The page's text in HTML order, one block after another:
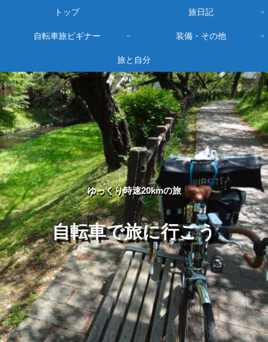
ゆっくり時速20kmの旅
自転車で旅に行こう
トップ 旅日記
自転車旅ビギナー 装備・その他
旅と自分